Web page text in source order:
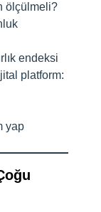
ölçülmeli?
endeksi
platform:
yap